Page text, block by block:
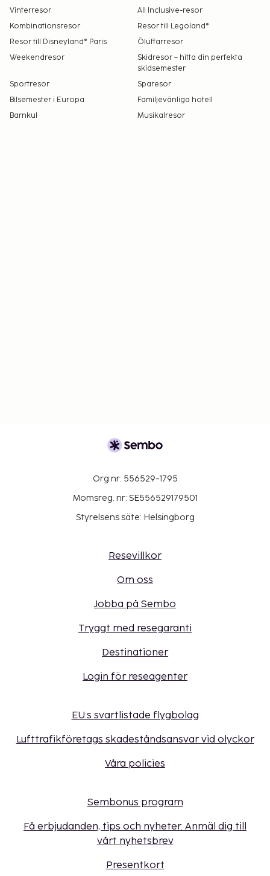
Vinterresor
All Inclusive-resor
Kombinationsresor
Resor till Legoland®
Resor till Disneyland® Paris
Öluffarresor
Weekendresor
Skidresor – hitta din perfekta
skidsemester
Sportresor
Sparesor
Bilsemester i Europa
Familjevänliga hotell
Barnkul
Musikalresor
Org nr: 556529-1795
Momsreg. nr: SE556529179501
Styrelsens säte: Helsingborg
Resevillkor
Om oss
Jobba på Sembo
Tryggt med resegaranti
Destinationer
Login för reseagenter
EU:s svartlistade flygbolag
Lufttrafikföretags skadeståndsansvar vid olyckor
Våra policies
Sembonus program
Få erbjudanden, tips och nyheter. Anmäl dig till
vårt nyhetsbrev
Presentkort